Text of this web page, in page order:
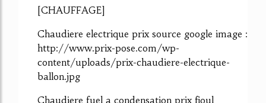
[CHAUFFAGE]
Chaudiere electrique prix source google image :
http://www.prix-pose.com/wp-
content/uploads/prix-chaudiere-electrique-
ballon.jpg
Chaudiere fuel a condensation prix fioul